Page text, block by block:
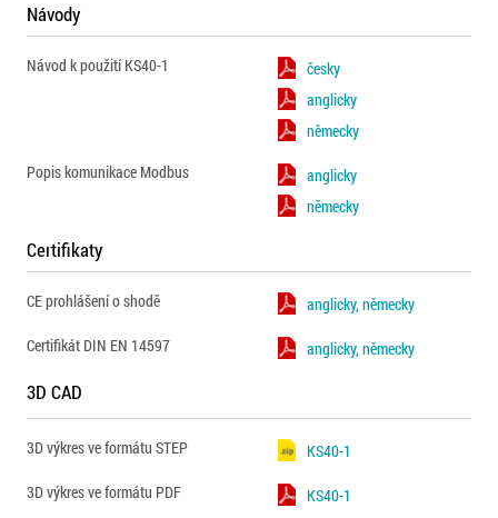
Návody
Návod k použití KS40-1
česky
anglicky
německy
Popis komunikace Modbus
anglicky
německy
Certifikaty
CE prohlášení o shodě
anglicky, německy
Certifikát DIN EN 14597
anglicky, německy
3D CAD
3D výkres ve formátu STEP
KS40-1
3D výkres ve formátu PDF
KS40-1